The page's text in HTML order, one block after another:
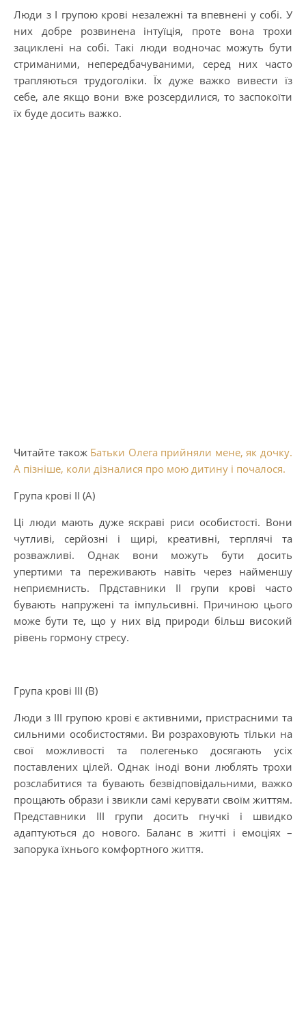
Люди з I групою крові незалежні та впевнені у собі. У
них добре розвинена інтуїція, проте вона трохи
зациклені на собі. Такі люди водночас можуть бути
стриманими, непередбачуваними, серед них часто
трапляються трудоголіки. Їх дуже важко вивести їз
себе, але якщо вони вже розсердилися, то заспокоїти
їх буде досить важко.
Читайте також Батьки Олега прийняли мене, як дочку.
А пізніше, коли дізналися про мою дитину і почалося.
Група крові II (А)
Ці люди мають дуже яскраві риси особистості. Вони
чутливі, серйозні і щирі, креативні, терплячі та
розважливі. Однак вони можуть бути досить
упертими та переживають навіть через найменшу
неприємнисть. Прдставники II групи крові часто
бувають напружені та імпульсивні. Причиною цього
може бути те, що у них від природи більш високий
рівень гормону стресу.
Група крові III (В)
Люди з III групою крові є активними, пристрасними та
сильними особистостями. Ви розраховують тільки на
свої можливості та полегенько досягають усіх
поставлених цілей. Однак іноді вони люблять трохи
розслабитися та бувають безвідповідальними, важко
прощають образи і звикли самі керувати своїм життям.
Представники III групи досить гнучкі і швидко
адаптуються до нового. Баланс в житті і емоціях –
запорука їхнього комфортного життя.